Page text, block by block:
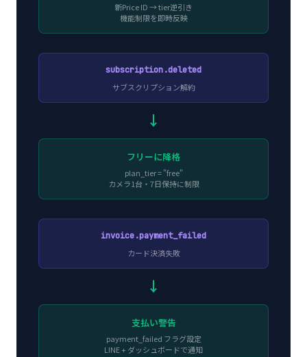
新Price ID → tier逆引き
機能制限を即時反映
subscription.deleted
サブスクリプション解約
→
フリーに降格
plan_tier = "free"
カメラ1台・7日保持に制限
invoice.payment_failed
カード決済失敗
→
支払い警告
payment_failed フラグ設定
LINE + ダッシュボードで通知